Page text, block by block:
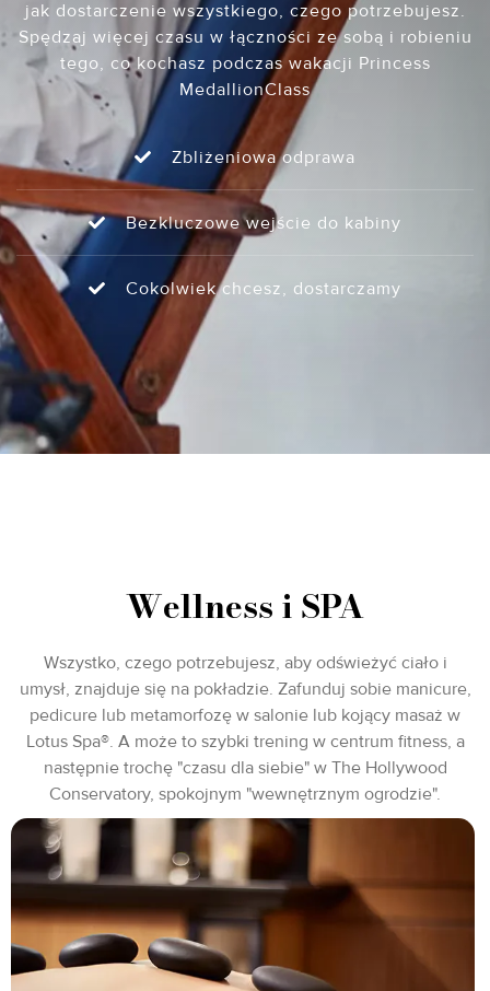
jak dostarczenie wszystkiego, czego potrzebujesz.
Spędzaj więcej czasu w łączności ze sobą i robieniu
tego, co kochasz podczas wakacji Princess
MedallionClass
Zbliżeniowa odprawa
Bezkluczowe wejście do kabiny
Cokolwiek chcesz, dostarczamy
Wellness i SPA
Wszystko, czego potrzebujesz, aby odświeżyć ciało i
umysł, znajduje się na pokładzie. Zafunduj sobie manicure,
pedicure lub metamorfozę w salonie lub kojący masaż w
Lotus Spa®. A może to szybki trening w centrum fitness, a
następnie trochę "czasu dla siebie" w The Hollywood
Conservatory, spokojnym "wewnętrznym ogrodzie".